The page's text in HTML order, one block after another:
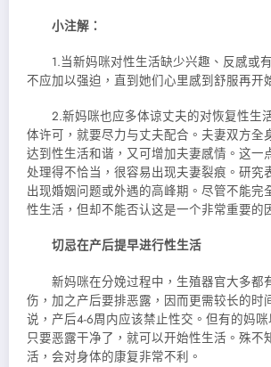
小注解：
1.当新妈咪对性生活缺少兴趣、反感或
不应加以强迫，直到她们心里感到舒服再开
2.新妈咪也应多体谅丈夫的对恢复性生
体许可，就要尽力与丈夫配合。夫妻双方全
达到性生活和谐，又可增加夫妻感情。这一
处理得不恰当，很容易出现夫妻裂痕。研究
出现婚姻问题或外遇的高峰期。尽管不能完
性生活，但却不能否认这是一个非常重要的
切忌在产后提早进行性生活
新妈咪在分娩过程中，生殖器官大多都
伤，加之产后要排恶露，因而更需较长的时
说，产后4-6周内应该禁止性交。但有的妈
只要恶露干净了，就可以开始性生活。殊不
活，会对身体的康复非常不利。